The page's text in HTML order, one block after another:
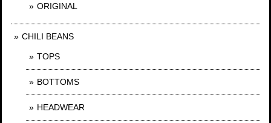
ORIGINAL
CHILI BEANS
TOPS
BOTTOMS
HEADWEAR